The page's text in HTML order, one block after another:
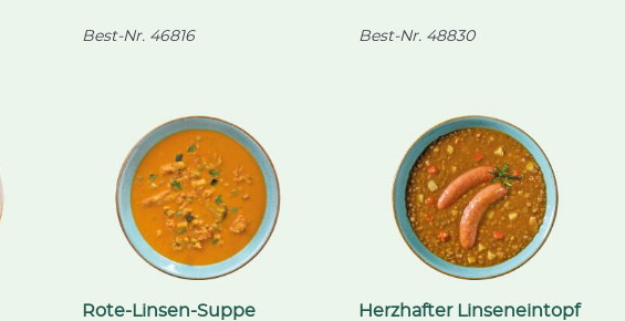
Best-Nr. 46816 Best-Nr. 48830
Rote-Linsen-Suppe Herzhafter Linseneintopf